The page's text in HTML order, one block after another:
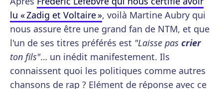
lu « Zadig et Voltaire », voilà Martine Aubry qui
nous assure être une grand fan de NTM, et que
l'un de ses titres préférés est "Laisse pas crier
ton fils"… un inédit manifestement. Ils
connaissent quoi les politiques comme autres
chansons de rap ? Elément de réponse avec ce